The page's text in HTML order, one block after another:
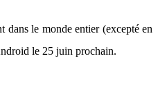
dans le monde entier (excepté en
le 25 juin prochain.